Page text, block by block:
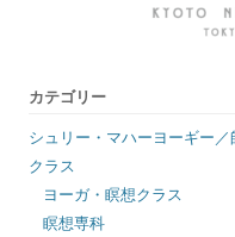
カテゴリー
シュリー・マハーヨーギー
クラス
ヨーガ・瞑想クラス
瞑想専科